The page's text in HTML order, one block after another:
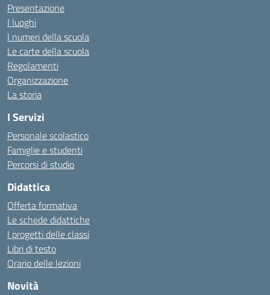
Presentazione
I luoghi
I numeri della scuola
Le carte della scuola
Regolamenti
Organizzazione
La storia
I Servizi
Personale scolastico
Famiglie e studenti
Percorsi di studio
Didattica
Offerta formativa
Le schede didattiche
I progetti delle classi
Libri di testo
Orario delle lezioni
Novità